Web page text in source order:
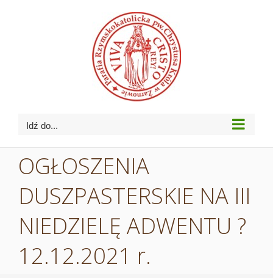
Idź do...
OGŁOSZENIA
DUSZPASTERSKIE NA III
NIEDZIELĘ ADWENTU ?
12.12.2021 r.